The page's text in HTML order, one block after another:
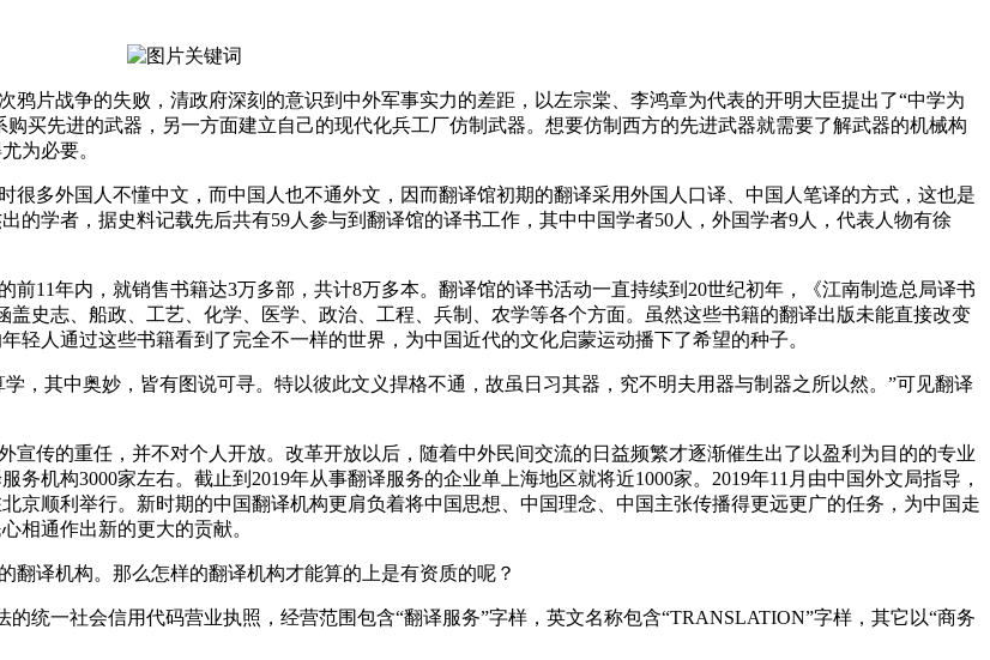
片战争的失败，清政府深刻的意识到中外军事实力的差距，以左宗棠、李鸿章为代表的开明大臣提出了“中学为
买先进的武器，另一方面建立自己的现代化兵工厂仿制武器。想要仿制西方的先进武器就需要了解武器的机械构
为必要。
很多外国人不懂中文，而中国人也不通外文，因而翻译馆初期的翻译采用外国人口译、中国人笔译的方式，这也是
的学者，据史料记载先后共有59人参与到翻译馆的译书工作，其中中国学者50人，外国学者9人，代表人物有徐
前11年内，就销售书籍达3万多部，共计8万多本。翻译馆的译书活动一直持续到 20世纪初年，《江南制造总局译书
史志、船政、工艺、化学、医学、政治、工程、兵制、农学等各个方面。虽然这些书籍的翻译出版未能直接改变
人通过这些书籍看到了完全不一样的世界，为中国近代的文化启蒙运动播下了希望的种子。
，其中奥妙，皆有图说可寻。特以彼此文义捍格不通，故虽日习其器，究不明夫用器与制器之所以然。”可见翻译
传的重任，并不对个人开放。改革开放以后，随着中外民间交流的日益频繁才逐渐催生出了以盈利为目的的专业
务机构3000家左右。截止到 2019年从事翻译服务的企业单上海地区就将近1000家。 2019年11 月由中国外文局指导，
京顺利举行。新时期的中国翻译机构更肩负着将中国思想、中国理念、中国主张传播得更远更广的任务，为中国走
相通作出新的更大的贡献。
译机构。那么怎样的翻译机构才能算的上是有资质的呢？
统一社会信用代码营业执照，经营范围包含“翻译服务”字样，英文名称包含“TRANSLATION”字样，其它以“商务